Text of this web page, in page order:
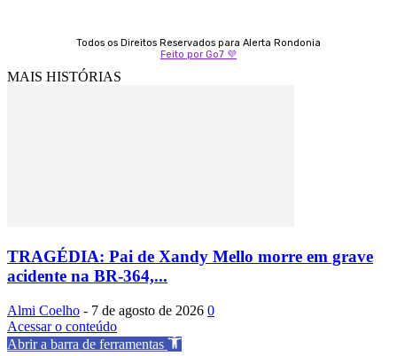
Todos os Direitos Reservados para Alerta Rondonia
Feito por Go7 💜
MAIS HISTÓRIAS
TRAGÉDIA: Pai de Xandy Mello morre em grave
acidente na BR-364,...
Almi Coelho - 7 de agosto de 2026 0
Acessar o conteúdo
Abrir a barra de ferramentas